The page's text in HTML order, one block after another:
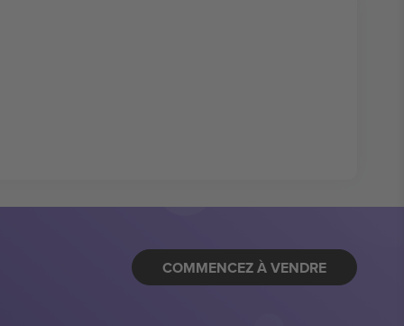
COMMENCEZ À VENDRE